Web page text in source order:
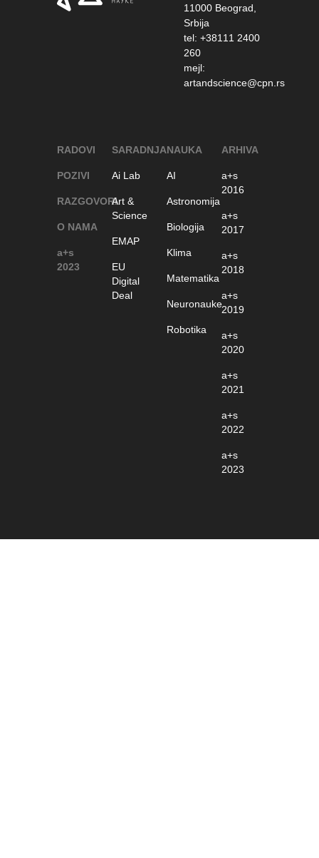
11000 Beograd,
Srbija
tel: +38111 2400
260
mejl:
artandscience@cpn.rs
RADOVI
POZIVI
RAZGOVORI
O NAMA
a+s
2023
SARADNJA
Ai Lab
Art &
Science
EMAP
EU
Digital
Deal
NAUKA
AI
Astronomija
Biologija
Klima
Matematika
Neuronauke
Robotika
ARHIVA
a+s
2016
a+s
2017
a+s
2018
a+s
2019
a+s
2020
a+s
2021
a+s
2022
a+s
2023